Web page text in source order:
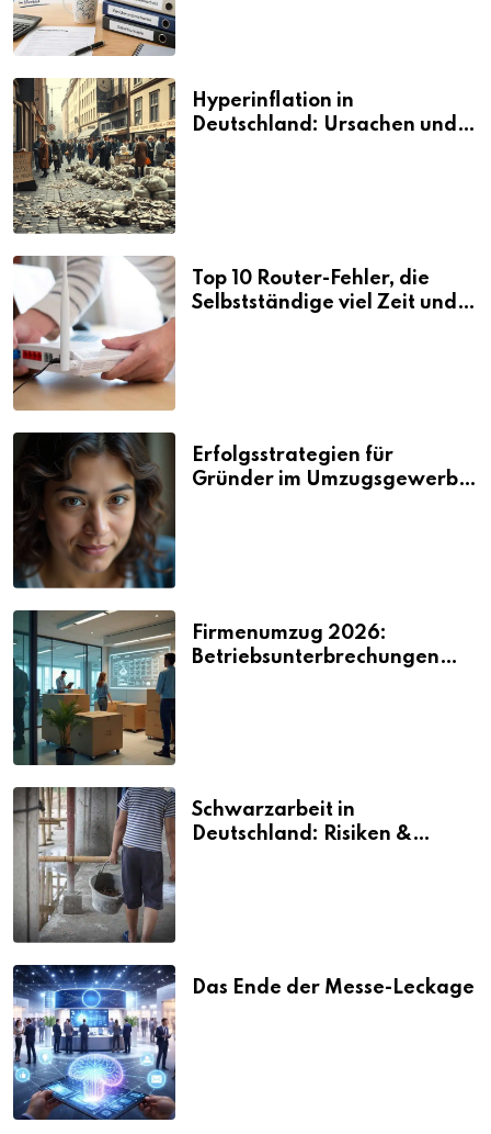
Hyperinflation in
Deutschland: Ursachen und
Top 10 Router-Fehler, die
Selbstständige viel Zeit und
Erfolgsstrategien für
Gründer im Umzugsgewerbe
Firmenumzug 2026:
Betriebsunterbrechungen
Schwarzarbeit in
Deutschland: Risiken &
Das Ende der Messe-Leckage